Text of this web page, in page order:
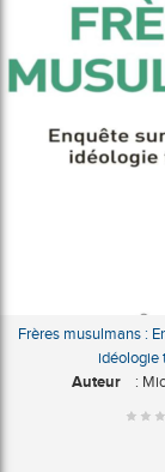
Frères musulmans :
idéologie
Auteur: